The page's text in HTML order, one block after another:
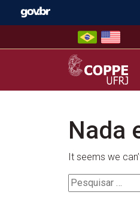
COPPE – UFRJ
Nada
It seems we
Pesquisar
por: